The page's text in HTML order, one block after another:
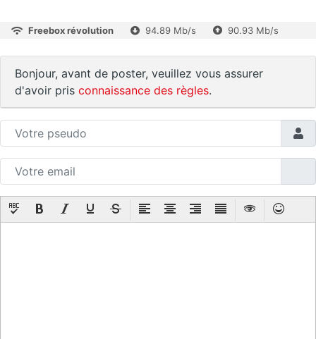
Freebox révolution 94.89 Mb/s 90.93 Mb/s
Bonjour, avant de poster, veuillez vous assurer
d'avoir pris connaissance des règles.